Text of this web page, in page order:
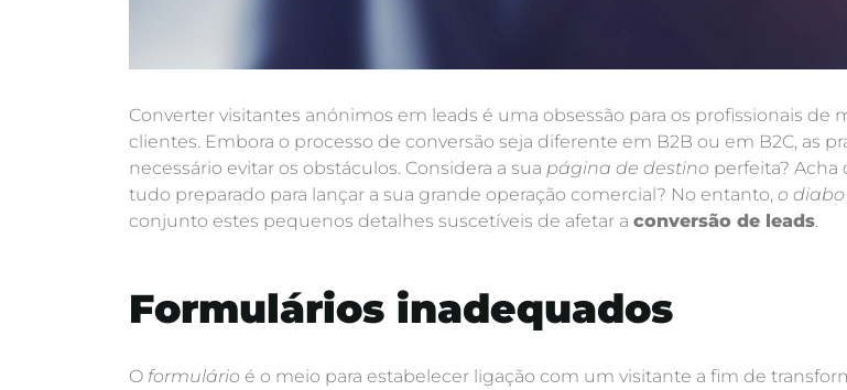
Converter visitantes anónimos em leads é uma obsessão para os profissionais
clientes. Embora o processo de conversão seja diferente em B2B ou em B2C, as
necessário evitar os obstáculos. Considera a sua página de destino perfeita? Acha
tudo preparado para lançar a sua grande operação comercial? No entanto, o
conjunto estes pequenos detalhes suscetíveis de afetar a conversão de leads.
Formulários inadequados
O formulário é o meio para estabelecer ligação com um visitante a fim de